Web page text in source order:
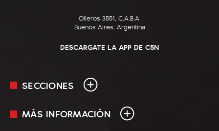
Olleros 3551, C.A.B.A.
Buenos Aires, Argentina
DESCARGATE LA APP DE C5N
SECCIONES
En Vivo
MÁS INFORMACIÓN